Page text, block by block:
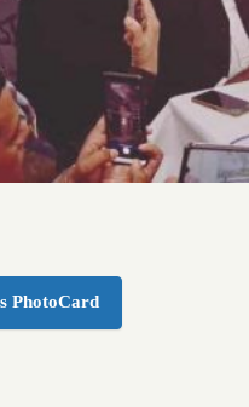
PhotoCard